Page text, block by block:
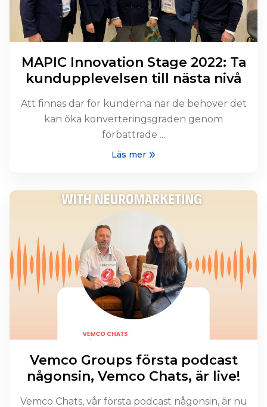
MAPIC Innovation Stage 2022: Ta
kundupplevelsen till nästa nivå
Att finnas där för kunderna när de behöver det
kan öka konverteringsgraden genom
förbättrade ...
Läs mer
Vemco Groups första podcast
någonsin, Vemco Chats, är live!
Vemco Chats, vår första podcast någonsin, är nu